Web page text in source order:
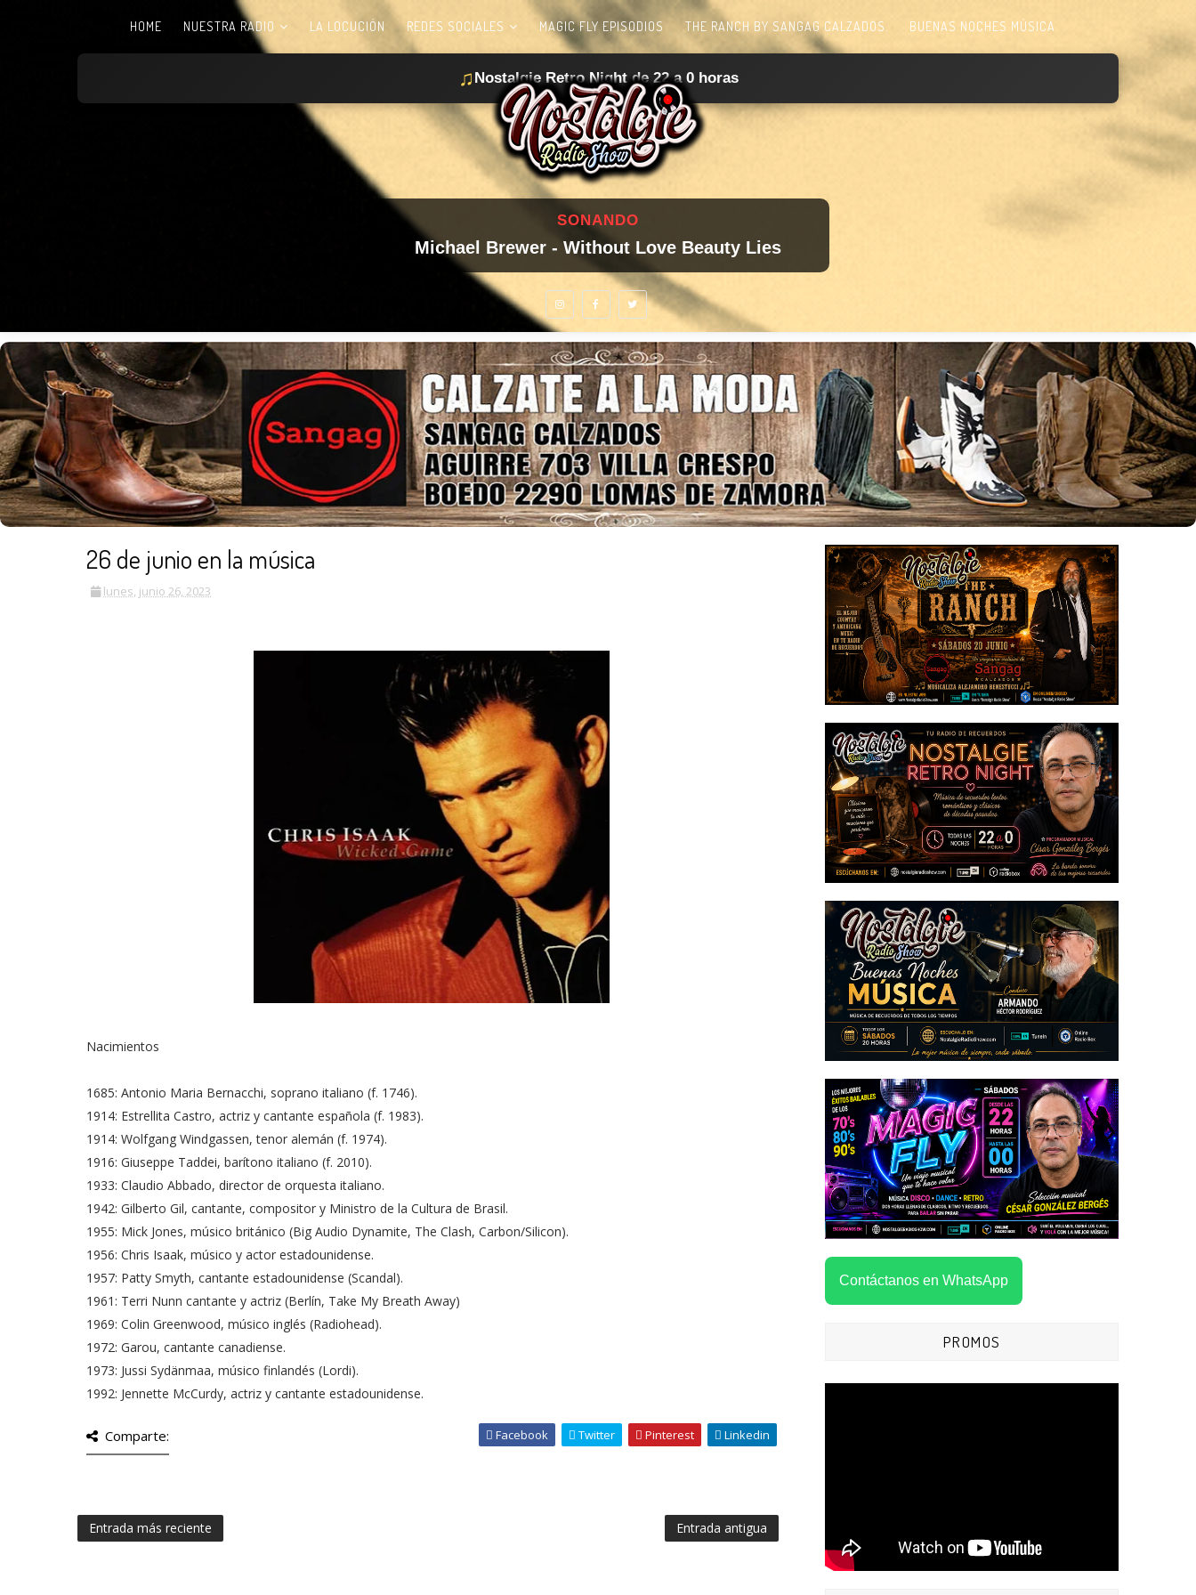
HOME NUESTRA RADIO LA LOCUCIÓN REDES SOCIALES MAGIC FLY EPISODIOS THE RANCH BY SANGAG CALZADOS. BUENAS NOCHES MÚSICA
♫ Nostalgie Retro Night de 22 a 0 horas
SONANDO
Michael Brewer - Without Love Beauty Lies
26 de junio en la música
lunes, junio 26, 2023
Nacimientos
1685: Antonio Maria Bernacchi, soprano italiano (f. 1746).
1914: Estrellita Castro, actriz y cantante española (f. 1983).
1914: Wolfgang Windgassen, tenor alemán (f. 1974).
1916: Giuseppe Taddei, barítono italiano (f. 2010).
1933: Claudio Abbado, director de orquesta italiano.
1942: Gilberto Gil, cantante, compositor y Ministro de la Cultura de Brasil.
1955: Mick Jones, músico británico (Big Audio Dynamite, The Clash, Carbon/Silicon).
1956: Chris Isaak, músico y actor estadounidense.
1957: Patty Smyth, cantante estadounidense (Scandal).
1961: Terri Nunn cantante y actriz (Berlín, Take My Breath Away)
1969: Colin Greenwood, músico inglés (Radiohead).
1972: Garou, cantante canadiense.
1973: Jussi Sydänmaa, músico finlandés (Lordi).
1992: Jennette McCurdy, actriz y cantante estadounidense.
Comparte: Facebook Twitter Pinterest Linkedin
Entrada más reciente Entrada antigua
Contáctanos en WhatsApp
PROMOS